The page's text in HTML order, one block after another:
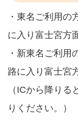
・東名ご利用
に入り富士宮方
・新東名ご利
路に入り富士宮
（ICから降り
りください。）